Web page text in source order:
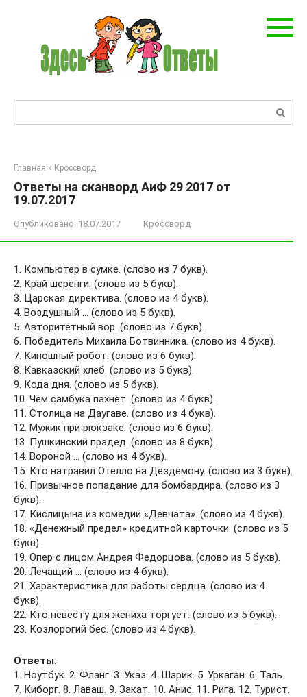
Поиск:
Главная » Кроссворд
Ответы на сканворд АиФ 29 2017 от
19.07.2017
Опубликовано: 18.07.2017 Кроссворд
1. Компьютер в сумке. (слово из 7 букв).
2. Край шеренги. (слово из 5 букв).
3. Царская директива. (слово из 4 букв).
4. Воздушный … (слово из 5 букв).
5. Авторитетный вор. (слово из 7 букв).
6. Победитель Михаила Ботвинника. (слово из 4 букв).
7. Киношный робот. (слово из 6 букв).
8. Кавказский хлеб. (слово из 5 букв).
9. Кода дня. (слово из 5 букв).
10. Чем самбука пахнет. (слово из 4 букв).
11. Столица на Даугаве. (слово из 4 букв).
12. Мужик при рюкзаке. (слово из 6 букв).
13. Пушкинский прадед. (слово из 8 букв).
14. Вороной … (слово из 4 букв).
15. Кто натравил Отелло на Дездемону. (слово из 3 букв).
16. Привычное попадание для бомбардира. (слово из 3
букв).
17. Кислицына из комедии «Девчата». (слово из 4 букв).
18. «Денежный предел» кредитной карточки. (слово из 5
букв).
19. Опер с лицом Андрея Федорцова. (слово из 5 букв).
20. Лечащий … (слово из 4 букв).
21. Характеристика для работы сердца. (слово из 4
букв).
22. Кто невесту для жениха торгует. (слово из 5 букв).
23. Козлорогий бес. (слово из 4 букв).
Ответы:
1. Ноутбук. 2. Фланг. 3. Указ. 4. Шарик. 5. Уркаган. 6. Таль.
7. Киборг. 8. Лаваш. 9. Закат. 10. Анис. 11. Рига. 12. Турист.